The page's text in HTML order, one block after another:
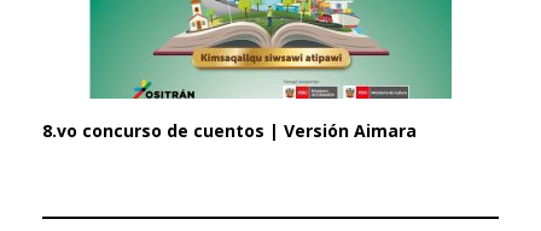
8.vo concurso de cuentos | Versión Aimara